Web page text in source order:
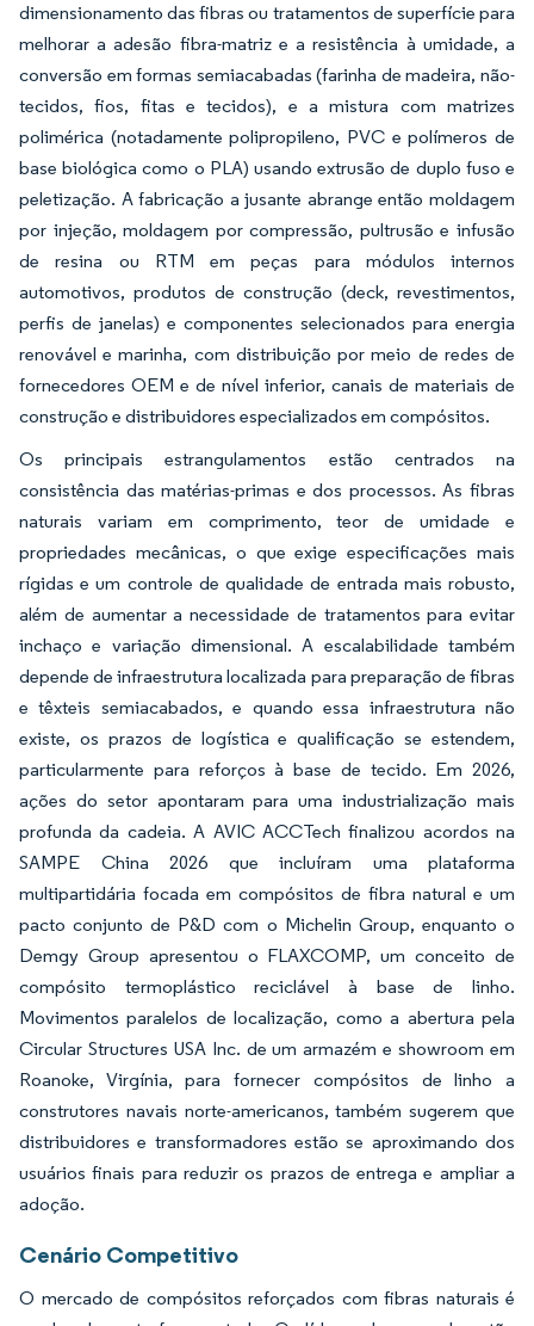
dimensionamento das fibras ou tratamentos de superfície para
melhorar a adesão fibra-matriz e a resistência à umidade, a
conversão em formas semiacabadas (farinha de madeira, não-
tecidos, fios, fitas e tecidos), e a mistura com matrizes
polimérica (notadamente polipropileno, PVC e polímeros de
base biológica como o PLA) usando extrusão de duplo fuso e
peletização. A fabricação a jusante abrange então moldagem
por injeção, moldagem por compressão, pultrusão e infusão
de resina ou RTM em peças para módulos internos
automotivos, produtos de construção (deck, revestimentos,
perfis de janelas) e componentes selecionados para energia
renovável e marinha, com distribuição por meio de redes de
fornecedores OEM e de nível inferior, canais de materiais de
construção e distribuidores especializados em compósitos.
Os principais estrangulamentos estão centrados na
consistência das matérias-primas e dos processos. As fibras
naturais variam em comprimento, teor de umidade e
propriedades mecânicas, o que exige especificações mais
rígidas e um controle de qualidade de entrada mais robusto,
além de aumentar a necessidade de tratamentos para evitar
inchaço e variação dimensional. A escalabilidade também
depende de infraestrutura localizada para preparação de fibras
e têxteis semiacabados, e quando essa infraestrutura não
existe, os prazos de logística e qualificação se estendem,
particularmente para reforços à base de tecido. Em 2026,
ações do setor apontaram para uma industrialização mais
profunda da cadeia. A AVIC ACCTech finalizou acordos na
SAMPE China 2026 que incluíram uma plataforma
multipartidária focada em compósitos de fibra natural e um
pacto conjunto de P&D com o Michelin Group, enquanto o
Demgy Group apresentou o FLAXCOMP, um conceito de
compósito termoplástico reciclável à base de linho.
Movimentos paralelos de localização, como a abertura pela
Circular Structures USA Inc. de um armazém e showroom em
Roanoke, Virgínia, para fornecer compósitos de linho a
construtores navais norte-americanos, também sugerem que
distribuidores e transformadores estão se aproximando dos
usuários finais para reduzir os prazos de entrega e ampliar a
adoção.
Cenário Competitivo
O mercado de compósitos reforçados com fibras naturais é